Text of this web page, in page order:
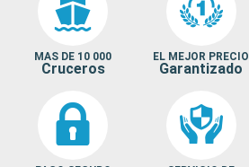
MAS DE 10 000
Cruceros
EL MEJOR PRECIO
Garantizado